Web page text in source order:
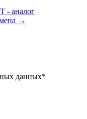
- аналог
→
данных*